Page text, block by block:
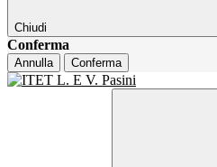
Chiudi
Conferma
Annulla Conferma